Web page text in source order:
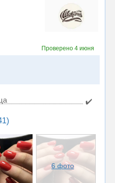
Проверено4 июня
✔️
6 фото